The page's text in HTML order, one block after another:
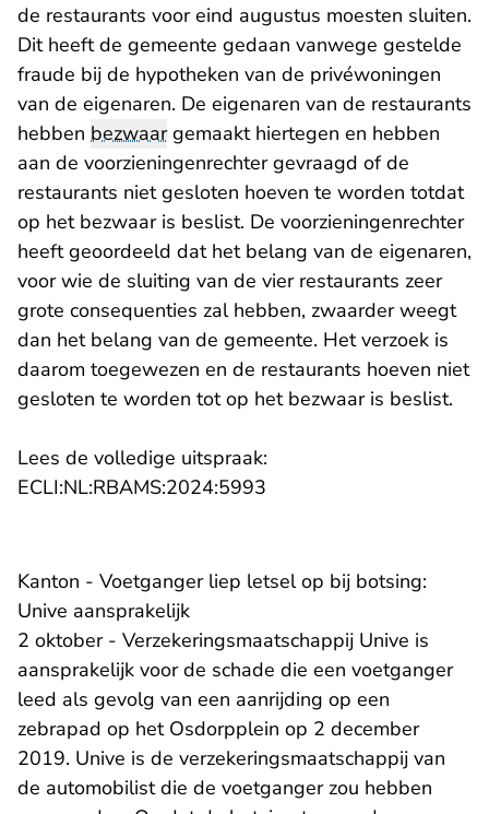
de restaurants voor eind augustus moesten sluiten.
Dit heeft de gemeente gedaan vanwege gestelde
fraude bij de hypotheken van de privéwoningen
van de eigenaren. De eigenaren van de restaurants
hebben bezwaargemaakt hiertegen en hebben
aan de voorzieningenrechter gevraagd of de
restaurants niet gesloten hoeven te worden totdat
op het bezwaar is beslist. De voorzieningenrechter
heeft geoordeeld dat het belang van de eigenaren,
voor wie de sluiting van de vier restaurants zeer
grote consequenties zal hebben, zwaarder weegt
dan het belang van de gemeente. Het verzoek is
daarom toegewezen en de restaurants hoeven niet
gesloten te worden tot op het bezwaar is beslist.
Lees de volledige uitspraak:
ECLI:NL:RBAMS:2024:5993
Kanton - Voetganger liep letsel op bij botsing:
Unive aansprakelijk
2 oktober - Verzekeringsmaatschappij Unive is
aansprakelijk voor de schade die een voetganger
leed als gevolg van een aanrijding op een
zebrapad op het Osdorpplein op 2 december
2019. Unive is de verzekeringsmaatschappij van
de automobilist die de voetganger zou hebben